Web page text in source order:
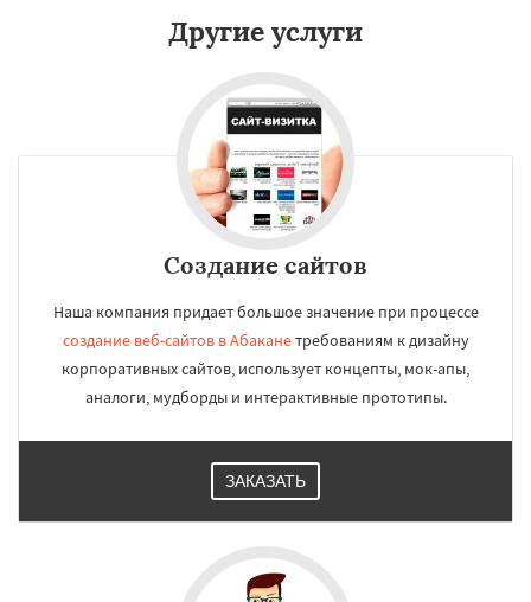
Другие услуги
Создание сайтов
Наша компания придает большое значение при процессе
создание веб-сайтов в Абаканетребованиям к дизайну
корпоративных сайтов, использует концепты, мок-апы,
аналоги, мудборды и интерактивные прототипы.
ЗАКАЗАТЬ